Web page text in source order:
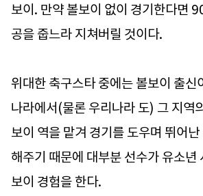
보이. 만약 볼보이 없이 경기한다면
공을 줍느라 지쳐버릴 것이다.
위대한 축구스타 중에는 볼보이 출신
나라에서(물론 우리나라 도) 그 지역
보이 역을 맡겨 경기를 도우며 뛰어
해주기 때문에 대부분 선수가 유소년
보이 경험을 한다.